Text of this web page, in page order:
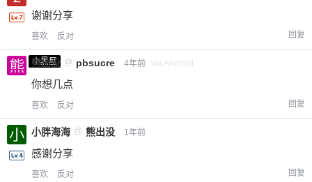
谢谢分享
喜欢 反对 回复
小黑屋
熊出没 @ pbsucre 4年前 via Android
你想几点
喜欢 反对 回复
小胖海海 @ 熊出没 1年前
感谢分享
喜欢 反对 回复